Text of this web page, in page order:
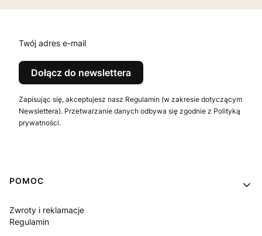
Twój adres e-mail
Dołącz do newslettera
Zapisując się, akceptujesz nasz Regulamin (w zakresie dotyczącym
Newslettera). Przetwarzanie danych odbywa się zgodnie z Polityką
prywatności.
Linki w stopce
POMOC
Zwroty i reklamacje
Regulamin